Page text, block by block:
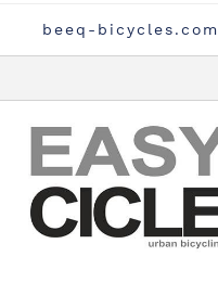
beeq-bicycles.com